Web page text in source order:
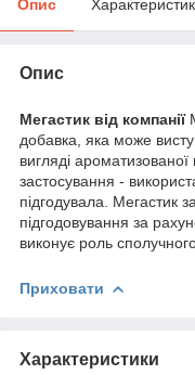
Опис
Опис
Мегастик від компанії
добавка, яка може
вигляді
застосування -
підгодувала. Мегастик
підгодовування за
виконує роль
Приховати
Характеристики